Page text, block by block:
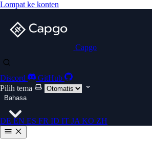
Lompat ke konten
Capgo
Discord
GitHub
Pilih tema
Bahasa
DE EN ES FR ID IT JA KO ZH